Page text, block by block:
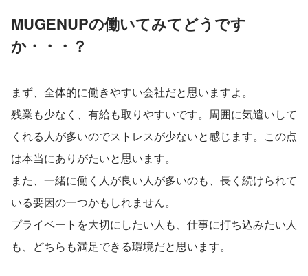
MUGENUPの働いてみてどうです
か・・・？
まず、全体的に働きやすい会社だと思いますよ。
残業も少なく、有給も取りやすいです。周囲に気遣いして
くれる人が多いのでストレスが少ないと感じます。この点
は本当にありがたいと思います。
また、一緒に働く人が良い人が多いのも、長く続けられて
いる要因の一つかもしれません。
プライベートを大切にしたい人も、仕事に打ち込みたい人
も、どちらも満足できる環境だと思います。